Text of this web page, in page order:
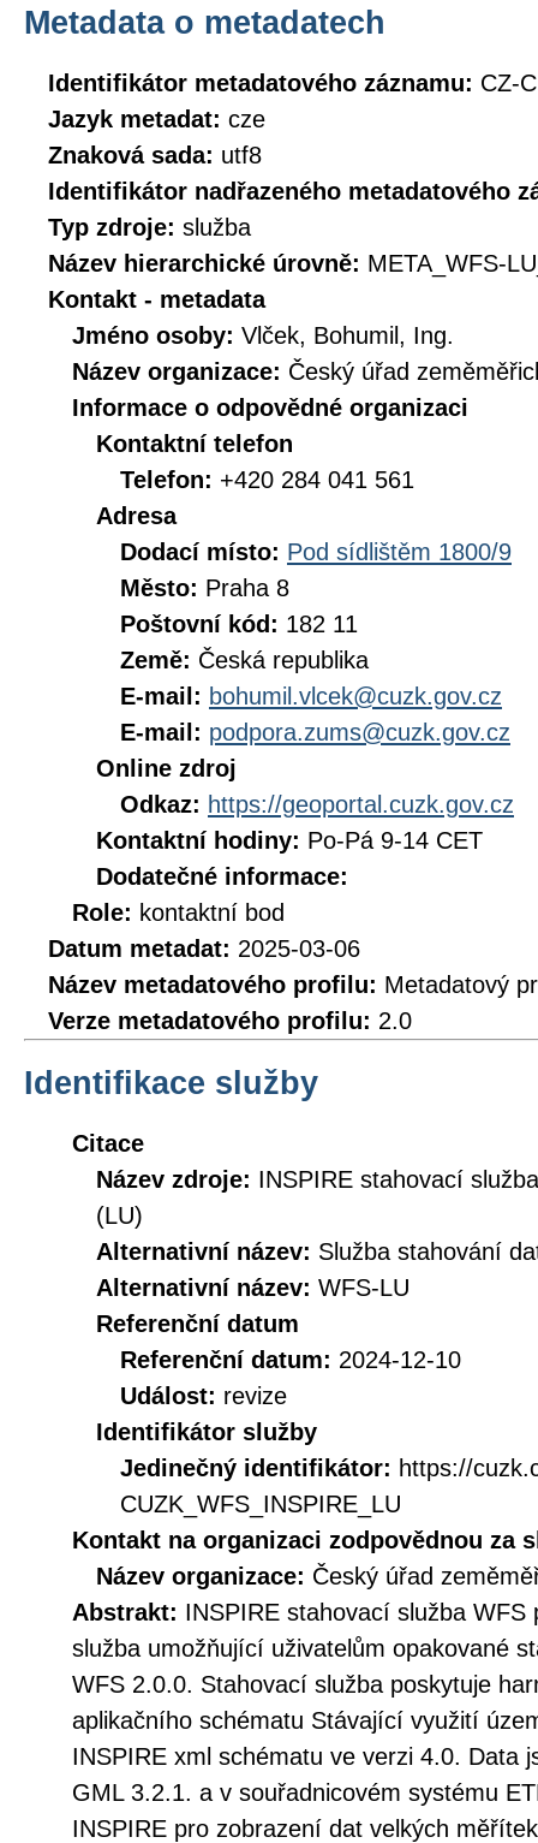
Metadata o metadatech
Identifikátor metadatového záznamu: CZ-
Jazyk metadat: cze
Znaková sada: utf8
Identifikátor nadřazeného metadatového
Typ zdroje: služba
Název hierarchické úrovně: META_WFS-
Kontakt - metadata
Jméno osoby: Vlček, Bohumil, Ing.
Název organizace: Český úřad
Informace o odpovědné organizaci
Kontaktní telefon
Telefon: +420 284 041 561
Adresa
Dodací místo: Pod sídlištěm 1800/9
Město: Praha 8
Poštovní kód: 182 11
Země: Česká republika
E-mail: bohumil.vlcek@cuzk.gov.cz
E-mail: podpora.zums@cuzk.gov.cz
Online zdroj
Odkaz: https://geoportal.cuzk.gov.cz
Kontaktní hodiny: Po-Pá 9-14 CET
Dodatečné informace:
Role: kontaktní bod
Datum metadat: 2025-03-06
Název metadatového profilu: Metadatový
Verze metadatového profilu: 2.0
Identifikace služby
Citace
Název zdroje: INSPIRE stahovací
(LU)
Alternativní název: Služba stahování
Alternativní název: WFS-LU
Referenční datum
Referenční datum: 2024-12-10
Událost: revize
Identifikátor služby
Jedinečný identifikátor: https://
CUZK_WFS_INSPIRE_LU
Kontakt na organizaci zodpovědnou za
Název organizace: Český úřad
Abstrakt: INSPIRE stahovací služba
služba umožňující uživatelům opakované
WFS 2.0.0. Stahovací služba poskytuje
aplikačního schématu Stávající využití
INSPIRE xml schématu ve verzi 4.0. Data
GML 3.2.1. a v souřadnicovém systému
INSPIRE pro zobrazení dat velkých